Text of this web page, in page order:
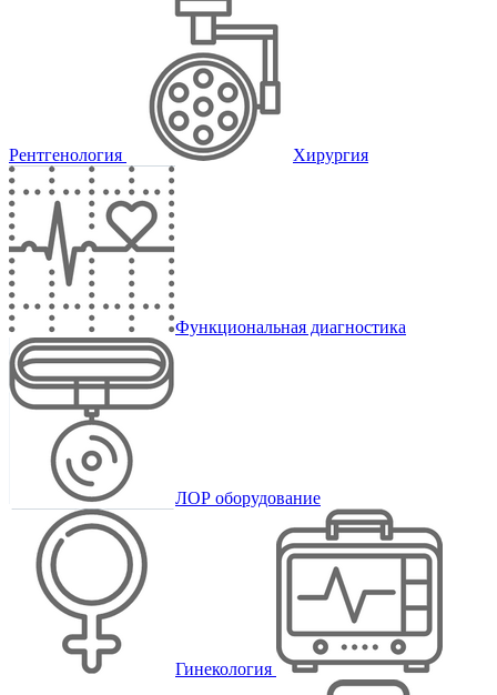
Рентгенология Хирургия
Функциональная диагностика
ЛОР оборудование
Гинекология